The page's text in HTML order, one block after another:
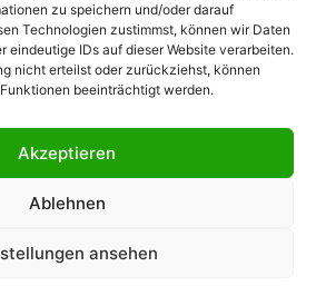
zu speichern und/oder darauf
Technologien zustimmst, können wir Daten
eindeutige IDs auf dieser Website verarbeiten.
nicht erteilst oder zurückziehst, können
beeinträchtigt werden.
Akzeptieren
Ablehnen
ansehen